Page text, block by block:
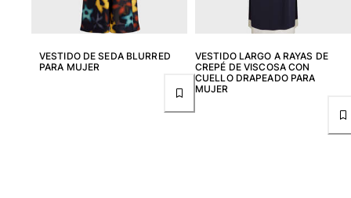
Toallas
Toalla de algodón
Ver todo Toallas & pareo
VESTIDO DE SEDA BLURRED
PARA MUJER
VESTIDO LARGO A RAYAS DE
CREPÉ DE VISCOSA CON
CUELLO DRAPEADO PARA
MUJER